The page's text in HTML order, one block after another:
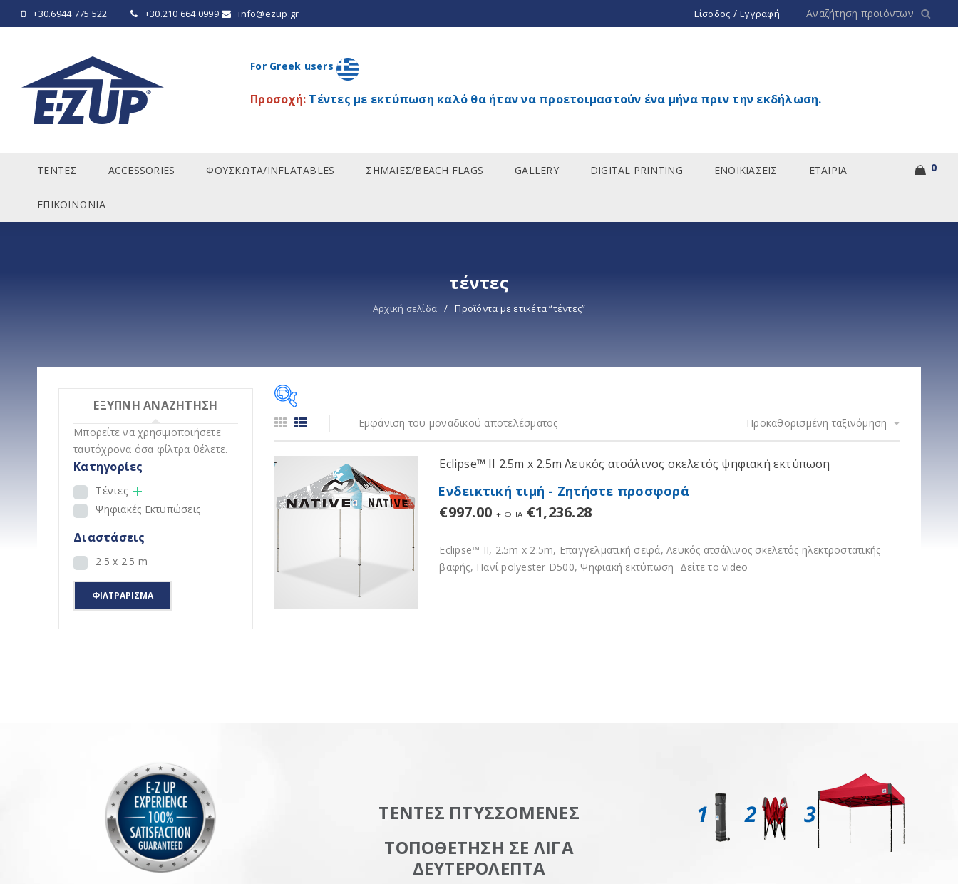
+30.6944 775 522 +30.210 664 0999 info@ezup.gr Είσοδος / Εγγραφή
For Greek users
Προσοχή: Τέντες με εκτύπωση καλό θα ήταν να προετοιμαστούν ένα μήνα πριν την εκδήλωση.
ΤΕΝΤΕΣ ACCESSORIES ΦΟΥΣΚΩΤΑ/INFLATABLES ΣΗΜΑΙΕΣ/BEACH FLAGS GALLERY DIGITAL PRINTING ΕΝΟΙΚΙΑΣΕΙΣ ΕΤΑΙΡΙΑ
ΕΠΙΚΟΙΝΩΝΙΑ
0
τέντες
Αρχική σελίδα / Προϊόντα με ετικέτα “τέντες”
ΕΞΥΠΝΗ ΑΝΑΖΗΤΗΣΗ
Μπορείτε να χρησιμοποιήσετε
ταυτόχρονα όσα φίλτρα θέλετε.
Κατηγορίες
Tέντες
Ψηφιακές Εκτυπώσεις
Διαστάσεις
2.5 x 2.5 m
ΦΙΛΤΡΆΡΙΣΜΑ
Tέντες
Ψηφιακές Εκτυπώσεις
2.5 x 2.5 m
Εμφάνιση του μοναδικού αποτελέσματος Προκαθορισμένη ταξινόμηση
Eclipse™ II 2.5m x 2.5m Λευκός ατσάλινος σκελετός ψηφιακή εκτύπωση
Ενδεικτική τιμή - Ζητήστε προσφορά
€997.00 + ΦΠΑ €1,236.28
Eclipse™ II, 2.5m x 2.5m, Επαγγελματική σειρά, Λευκός ατσάλινος σκελετός ηλεκτροστατικής
βαφής, Πανί polyester D500, Ψηφιακή εκτύπωση Δείτε το video
ΤΕΝΤΕΣ ΠΤΥΣΣΟΜΕΝΕΣ
ΤΟΠΟΘΕΤΗΣΗ ΣΕ ΛΙΓΑ
ΔΕΥΤΕΡΟΛΕΠΤΑ